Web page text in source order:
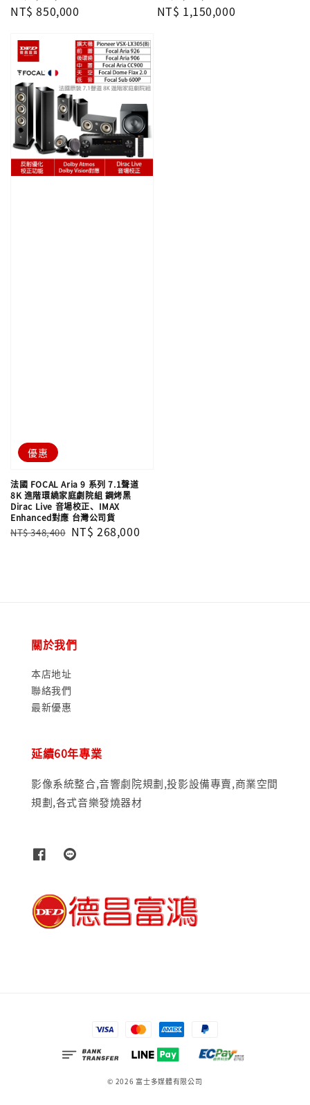
price
NT$ 850,000
price
price
NT$ 1,150,000
優惠
法國 FOCAL Aria 9 系列 7.1聲道
8K 進階環繞家庭劇院組 鋼烤黑
Dirac Live 音場校正、IMAX
Enhanced對應 台灣公司貨
Regular
NT$ 348,400 Sale
NT$ 268,000
關於我們
本店地址
聯絡我們
最新優惠
延續60年專業
影像系統整合,音響劇院規劃,投影設備專賣,商業空間
規劃,各式音樂發燒器材
© 2026 富士多媒體有限公司